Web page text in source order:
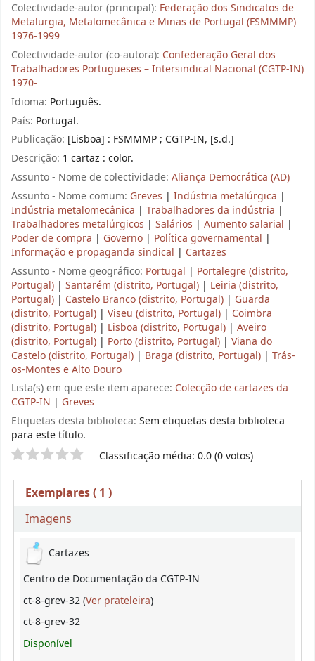
Colectividade-autor (principal): Federação dos Sindicatos de
Metalurgia, Metalomecânica e Minas de Portugal (FSMMMP)
1976-1999
Colectividade-autor (co-autora): Confederação Geral dos
Trabalhadores Portugueses – Intersindical Nacional (CGTP-IN)
1970-
Idioma: Português.
País: Portugal.
Publicação: [Lisboa] : FSMMMP ; CGTP-IN, [s.d.]
Descrição: 1 cartaz : color.
Assunto - Nome de colectividade: Aliança Democrática (AD)
Assunto - Nome comum: Greves | Indústria metalúrgica |
Indústria metalomecânica | Trabalhadores da indústria |
Trabalhadores metalúrgicos | Salários | Aumento salarial |
Poder de compra | Governo | Política governamental |
Informação e propaganda sindical | Cartazes
Assunto - Nome geográfico: Portugal | Portalegre (distrito,
Portugal) | Santarém (distrito, Portugal) | Leiria (distrito,
Portugal) | Castelo Branco (distrito, Portugal) | Guarda
(distrito, Portugal) | Viseu (distrito, Portugal) | Coimbra
(distrito, Portugal) | Lisboa (distrito, Portugal) | Aveiro
(distrito, Portugal) | Porto (distrito, Portugal) | Viana do
Castelo (distrito, Portugal) | Braga (distrito, Portugal) | Trás-
os-Montes e Alto Douro
Lista(s) em que este item aparece: Colecção de cartazes da
CGTP-IN | Greves
Etiquetas desta biblioteca: Sem etiquetas desta biblioteca
para este título.
Pontuação Classificação média: 0.0 (0 votos)
Exemplares( 1 )
Imagens
Exemplares
Cartazes
Centro de Documentação da CGTP-IN
ct-8-grev-32 (Ver prateleira(Abre abaixo)
)
ct-8-grev-32
Disponível